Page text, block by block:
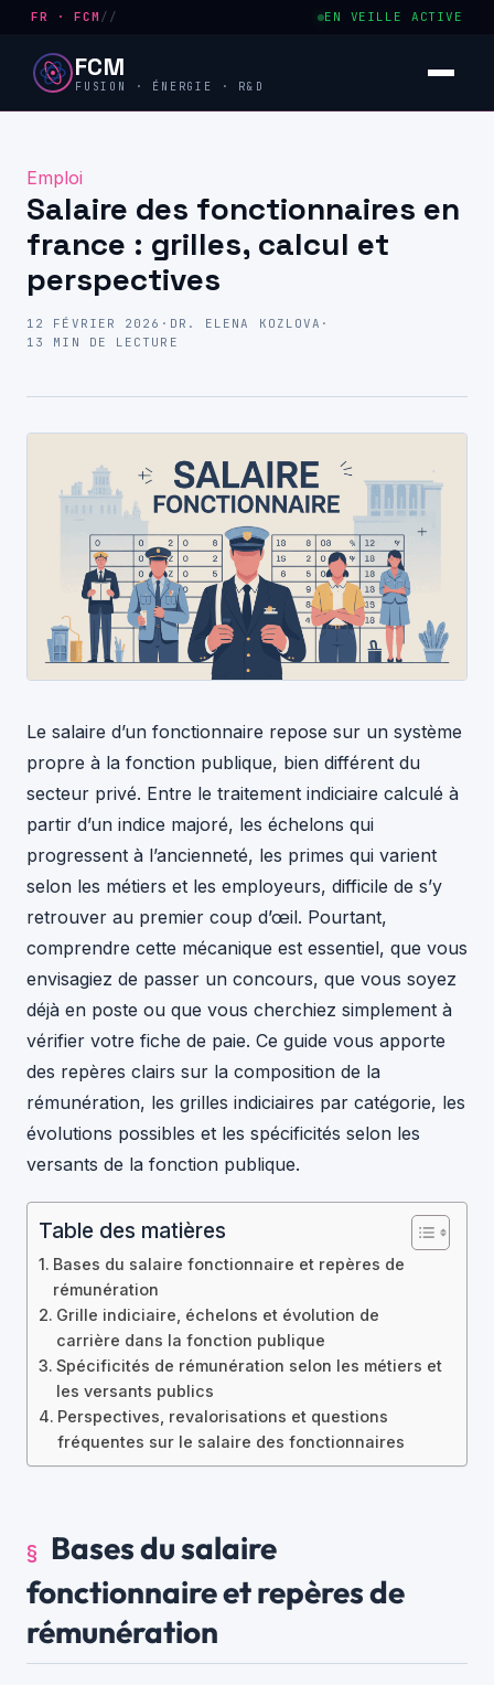
FR · FCM // EN VEILLE ACTIVE
FCM
FUSION · ÉNERGIE · R&D
Emploi
Salaire des fonctionnaires en
france : grilles, calcul et
perspectives
12 FÉVRIER 2026 · DR. ELENA KOZLOVA ·
13 MIN DE LECTURE
Le salaire d’un fonctionnaire repose sur un système
propre à la fonction publique, bien différent du
secteur privé. Entre le traitement indiciaire calculé à
partir d’un indice majoré, les échelons qui
progressent à l’ancienneté, les primes qui varient
selon les métiers et les employeurs, difficile de s’y
retrouver au premier coup d’œil. Pourtant,
comprendre cette mécanique est essentiel, que vous
envisagiez de passer un concours, que vous soyez
déjà en poste ou que vous cherchiez simplement à
vérifier votre fiche de paie. Ce guide vous apporte
des repères clairs sur la composition de la
rémunération, les grilles indiciaires par catégorie, les
évolutions possibles et les spécificités selon les
versants de la fonction publique.
Table des matières
Bases du salaire fonctionnaire et repères de
rémunération
Grille indiciaire, échelons et évolution de
carrière dans la fonction publique
Spécificités de rémunération selon les métiers et
les versants publics
Perspectives, revalorisations et questions
fréquentes sur le salaire des fonctionnaires
Bases du salaire
fonctionnaire et repères de
rémunération